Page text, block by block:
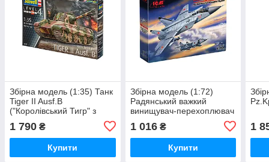
Збірна модель (1:35) Танк
Tiger II Ausf.B
("Королівський Тигр" з
1 790 ₴
Купити
Збірна модель (1:72)
Радянський важкий
винищувач-перехоплювач
1 016₴
Купити
1